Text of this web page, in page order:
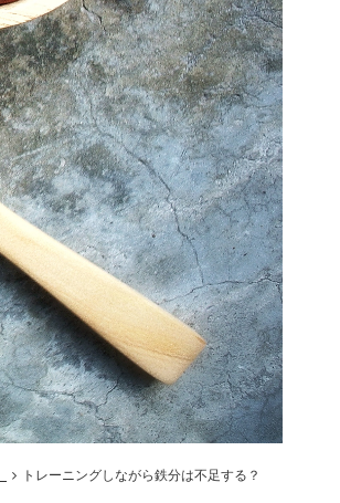
トレーニングしながら鉄分は不足する？